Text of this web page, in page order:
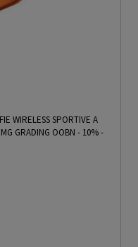
WIRELESS SPORTIVE A
GRADING OOBN - 10%-